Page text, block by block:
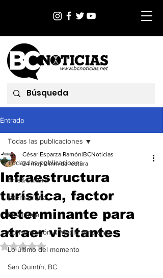
Entrada
Todas las publicaciones
Arte&Cultura
Internacional
EnVictoria
Conservación & Medio Ambiente
Lo último del momento
San Quintín, BC
Todas las publicaciones
Infraestructura
turística, factor
determinante para
atraer visitantes
César Esparza Ramón|BCNoticias
24 may 2 min de lectura
Obtuvo NaN de 5 estrellas.